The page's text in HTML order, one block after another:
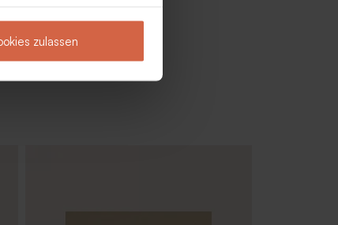
zulassen